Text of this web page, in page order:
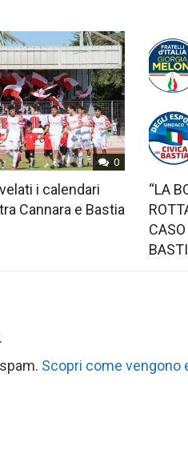
0
i calendari
Cannara e Bastia
“LA
Scopri come vengono